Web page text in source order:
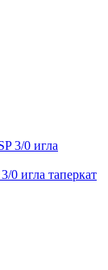
0 игла таперкат